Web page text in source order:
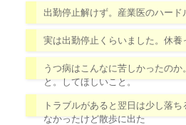
出勤停止解けず。産業医のハード
実は出勤停止くらいました。休養
うつ病はこんなに苦しかったのか
と。してほしいこと。
トラブルがあると翌日は少し落ち
なかったけど散歩に出た